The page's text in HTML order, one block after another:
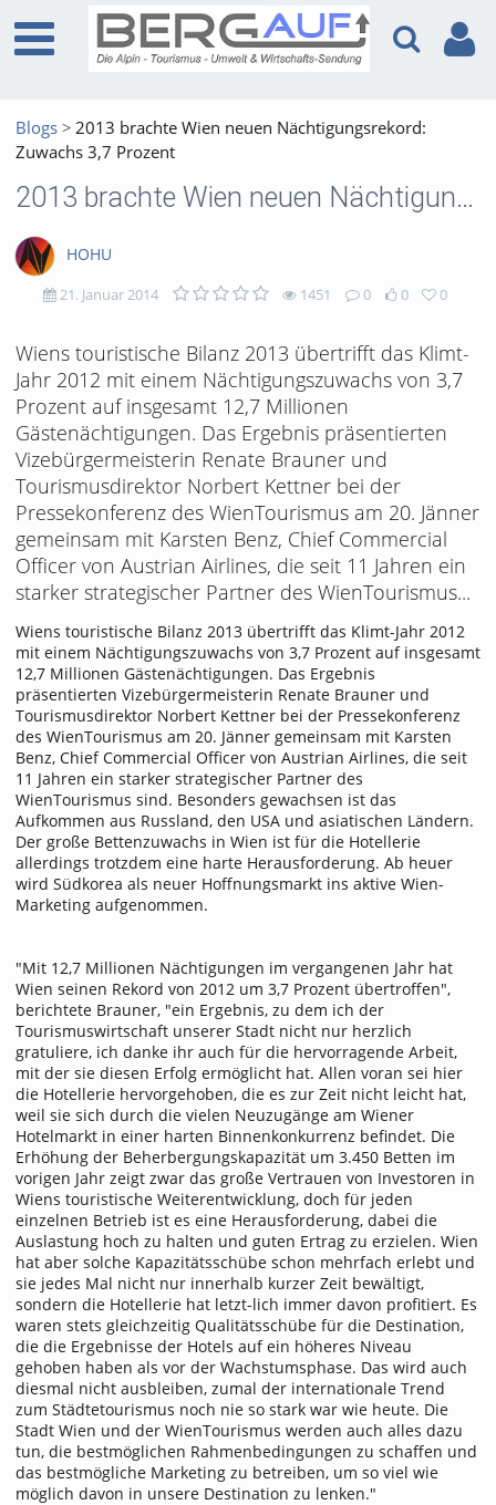
Blogs
2013 brachte Wien neuen Nächtigungsrekord:
Zuwachs 3,7 Prozent
2013 brachte Wien neuen Nächtigungsrekord: Zuwachs 3,7 Prozent
HOHU
21. Januar 2014 1451
1451
views
0
Kommentare
0
likes
0
favorites
Wiens touristische Bilanz 2013 übertrifft das Klimt-
Jahr 2012 mit einem Nächtigungszuwachs von 3,7
Prozent auf insgesamt 12,7 Millionen
Gästenächtigungen. Das Ergebnis präsentierten
Vizebürgermeisterin Renate Brauner und
Tourismusdirektor Norbert Kettner bei der
Pressekonferenz des WienTourismus am 20. Jänner
gemeinsam mit Karsten Benz, Chief Commercial
Officer von Austrian Airlines, die seit 11 Jahren ein
starker strategischer Partner des WienTourismus...
Wiens touristische Bilanz 2013 übertrifft das Klimt-Jahr 2012
mit einem Nächtigungszuwachs von 3,7 Prozent auf insgesamt
12,7 Millionen Gästenächtigungen. Das Ergebnis
präsentierten Vizebürgermeisterin Renate Brauner und
Tourismusdirektor Norbert Kettner bei der Pressekonferenz
des WienTourismus am 20. Jänner gemeinsam mit Karsten
Benz, Chief Commercial Officer von Austrian Airlines, die seit
11 Jahren ein starker strategischer Partner des
WienTourismus sind. Besonders gewachsen ist das
Aufkommen aus Russland, den USA und asiatischen Ländern.
Der große Bettenzuwachs in Wien ist für die Hotellerie
allerdings trotzdem eine harte Herausforderung. Ab heuer
wird Südkorea als neuer Hoffnungsmarkt ins aktive Wien-
Marketing aufgenommen.
"Mit 12,7 Millionen Nächtigungen im vergangenen Jahr hat
Wien seinen Rekord von 2012 um 3,7 Prozent übertroffen",
berichtete Brauner, "ein Ergebnis, zu dem ich der
Tourismuswirtschaft unserer Stadt nicht nur herzlich
gratuliere, ich danke ihr auch für die hervorragende Arbeit,
mit der sie diesen Erfolg ermöglicht hat. Allen voran sei hier
die Hotellerie hervorgehoben, die es zur Zeit nicht leicht hat,
weil sie sich durch die vielen Neuzugänge am Wiener
Hotelmarkt in einer harten Binnenkonkurrenz befindet. Die
Erhöhung der Beherbergungskapazität um 3.450 Betten im
vorigen Jahr zeigt zwar das große Vertrauen von Investoren in
Wiens touristische Weiterentwicklung, doch für jeden
einzelnen Betrieb ist es eine Herausforderung, dabei die
Auslastung hoch zu halten und guten Ertrag zu erzielen. Wien
hat aber solche Kapazitätsschübe schon mehrfach erlebt und
sie jedes Mal nicht nur innerhalb kurzer Zeit bewältigt,
sondern die Hotellerie hat letzt-lich immer davon profitiert. Es
waren stets gleichzeitig Qualitätsschübe für die Destination,
die die Ergebnisse der Hotels auf ein höheres Niveau
gehoben haben als vor der Wachstumsphase. Das wird auch
diesmal nicht ausbleiben, zumal der internationale Trend
zum Städtetourismus noch nie so stark war wie heute. Die
Stadt Wien und der WienTourismus werden auch alles dazu
tun, die bestmöglichen Rahmenbedingungen zu schaffen und
das bestmögliche Marketing zu betreiben, um so viel wie
möglich davon in unsere Destination zu lenken."